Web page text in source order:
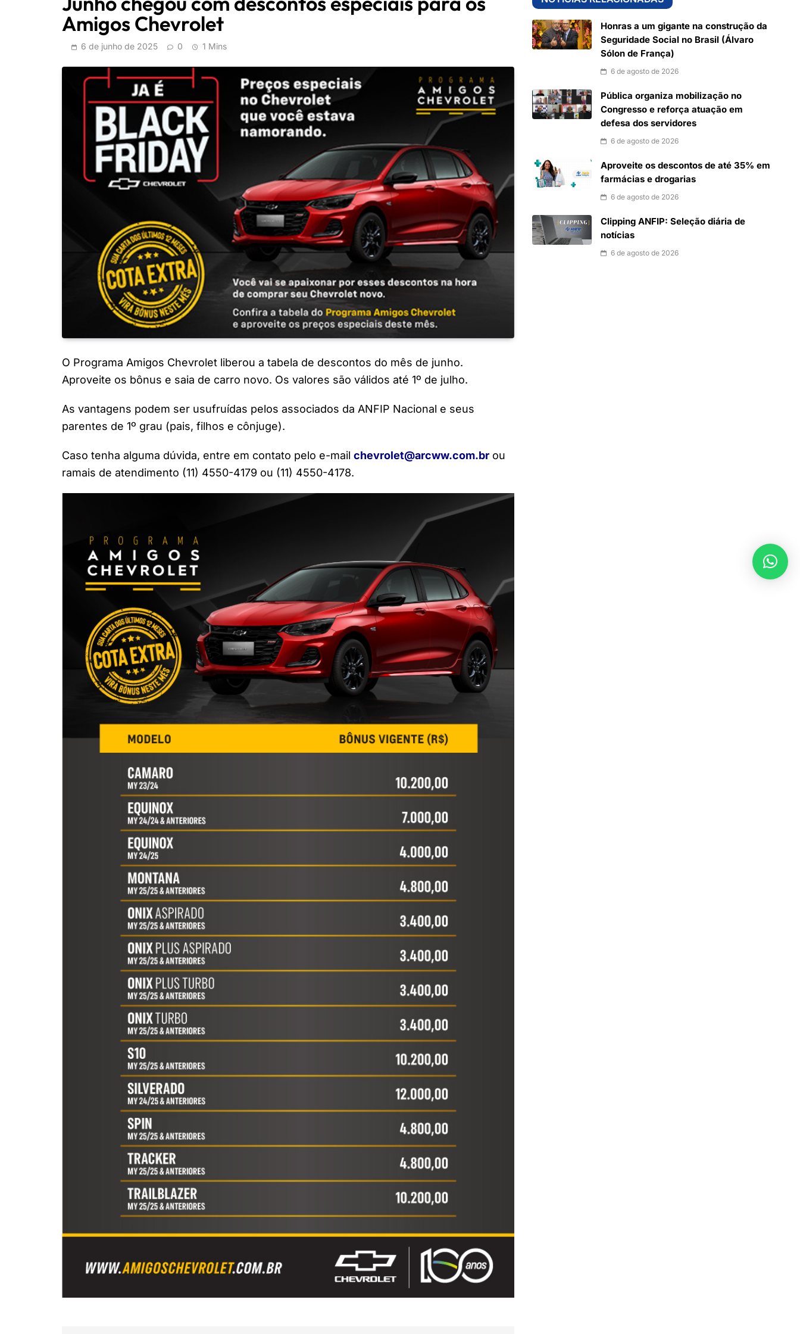
Amigos Chevrolet
6 de junho de 2025 0 1 Mins
O Programa Amigos Chevrolet liberou a tabela de descontos do mês de junho.
Aproveite os bônus e saia de carro novo. Os valores são válidos até 1º de julho.
As vantagens podem ser usufruídas pelos associados da ANFIP Nacional e seus
parentes de 1º grau (pais, filhos e cônjuge).
Caso tenha alguma dúvida, entre em contato pelo e-mail chevrolet@arcww.com.br ou
ramais de atendimento (11) 4550-4179 ou (11) 4550-4178.
Honras a um gigante na construção da
Seguridade Social no Brasil (Álvaro
Sólon de França)
6 de agosto de 2026
Pública organiza mobilização no
Congresso e reforça atuação em
defesa dos servidores
6 de agosto de 2026
Aproveite os descontos de até 35% em
farmácias e drogarias
6 de agosto de 2026
Clipping ANFIP: Seleção diária de
notícias
6 de agosto de 2026